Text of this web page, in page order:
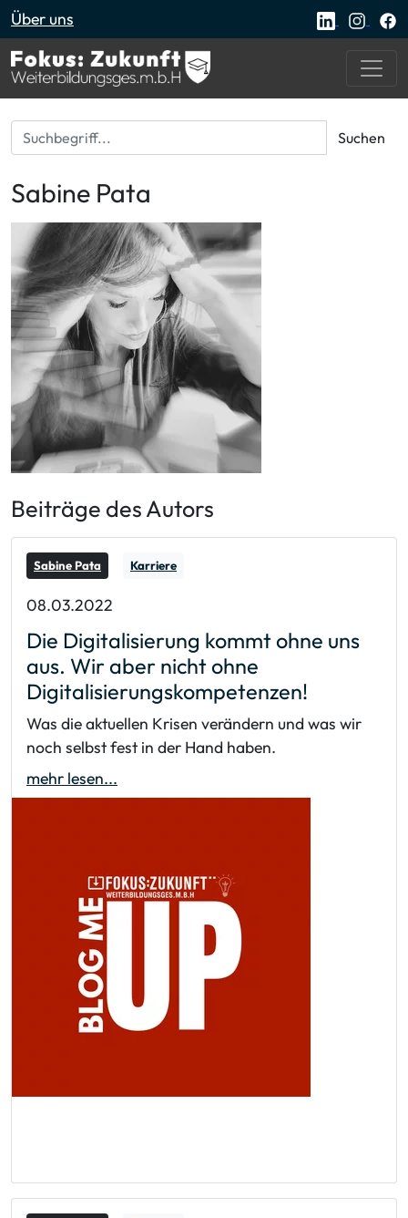
Über uns
Suchbegriff... Suchen
Sabine Pata
Beiträge des Autors
Sabine Pata Karriere
08.03.2022
Die Digitalisierung kommt ohne uns
aus. Wir aber nicht ohne
Digitalisierungskompetenzen!
Was die aktuellen Krisen verändern und was wir
noch selbst fest in der Hand haben.
mehr lesen...